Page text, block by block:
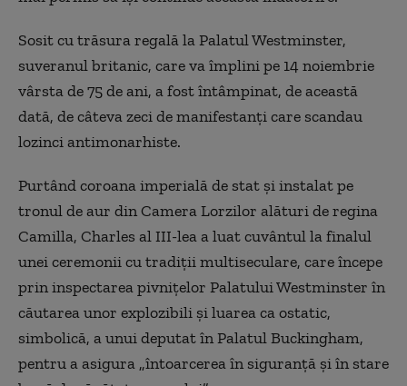
Sosit cu trăsura regală la Palatul Westminster,
suveranul britanic, care va împlini pe 14 noiembrie
vârsta de 75 de ani, a fost întâmpinat, de această
dată, de câteva zeci de manifestanţi care scandau
lozinci antimonarhiste.
Purtând coroana imperială de stat şi instalat pe
tronul de aur din Camera Lorzilor alături de regina
Camilla, Charles al III-lea a luat cuvântul la finalul
unei ceremonii cu tradiţii multiseculare, care începe
prin inspectarea pivniţelor Palatului Westminster în
căutarea unor explozibili şi luarea ca ostatic,
simbolică, a unui deputat în Palatul Buckingham,
pentru a asigura „întoarcerea în siguranţă şi în stare